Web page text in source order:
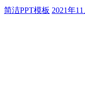
简洁PPT模板 2021年11